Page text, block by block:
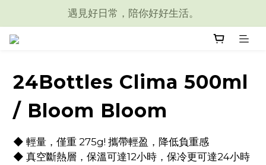
遇見好日常，陪你好好生活。
24Bottles Clima 500ml
/ Bloom Bloom
◆ 輕量，僅重 275g! 攜帶輕盈，降低負重感
◆ 真空斷熱層，保溫可達12小時，保冷更可達24小時